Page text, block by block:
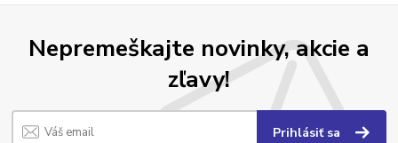
Nepremeškajte novinky, akcie a
zľavy!
Prihlásiť sa